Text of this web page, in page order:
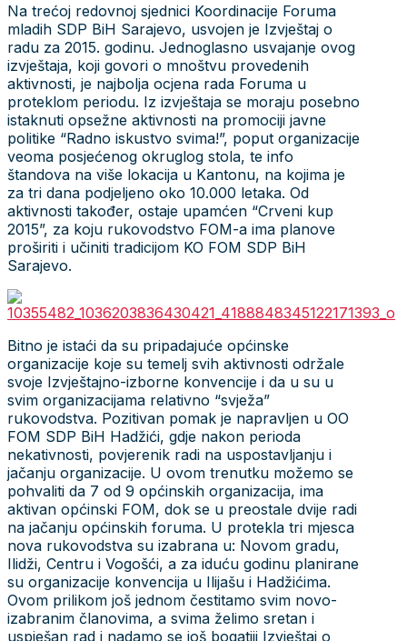
Na trećoj redovnoj sjednici Koordinacije Foruma
mladih SDP BiH Sarajevo, usvojen je Izvještaj o
radu za 2015. godinu. Jednoglasno usvajanje ovog
izvještaja, koji govori o mnoštvu provedenih
aktivnosti, je najbolja ocjena rada Foruma u
proteklom periodu. Iz izvještaja se moraju posebno
istaknuti opsežne aktivnosti na promociji javne
politike “Radno iskustvo svima!”, poput organizacije
veoma posjećenog okruglog stola, te info
štandova na više lokacija u Kantonu, na kojima je
za tri dana podjeljeno oko 10.000 letaka. Od
aktivnosti također, ostaje upamćen “Crveni kup
2015”, za koju rukovodstvo FOM-a ima planove
proširiti i učiniti tradicijom KO FOM SDP BiH
Sarajevo.
Bitno je istaći da su pripadajuće općinske
organizacije koje su temelj svih aktivnosti održale
svoje Izvještajno-izborne konvencije i da u su u
svim organizacijama relativno “svježa”
rukovodstva. Pozitivan pomak je napravljen u OO
FOM SDP BiH Hadžići, gdje nakon perioda
nekativnosti, povjerenik radi na uspostavljanju i
jačanju organizacije. U ovom trenutku možemo se
pohvaliti da 7 od 9 općinskih organizacija, ima
aktivan općinski FOM, dok se u preostale dvije radi
na jačanju općinskih foruma. U protekla tri mjesca
nova rukovodstva su izabrana u: Novom gradu,
Ilidži, Centru i Vogošći, a za iduću godinu planirane
su organizacije konvencija u Ilijašu i Hadžićima.
Ovom prilikom još jednom čestitamo svim novo-
izabranim članovima, a svima želimo sretan i
uspješan rad i nadamo se još bogatiji Izvještaj o